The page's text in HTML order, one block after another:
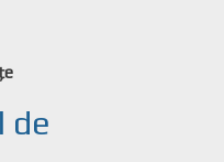
de